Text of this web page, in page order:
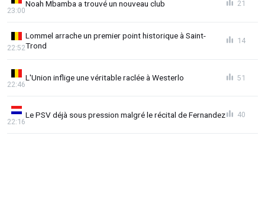
Noah Mbamba a trouvé un nouveau club
23:00
21
Lommel arrache un premier point historique à Saint-
Trond
22:52
14
L'Union inflige une véritable raclée à Westerlo
22:46
51
Le PSV déjà sous pression malgré le récital de Fernandez
22:16
40